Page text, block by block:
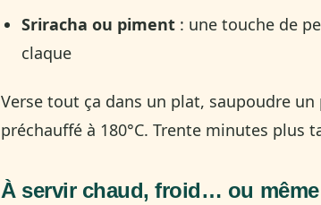
Sriracha ou piment : une touche de
claque
Verse tout ça dans un plat, saupoudre
préchauffé à 180°C. Trente minutes plus
À servir chaud, froid… ou